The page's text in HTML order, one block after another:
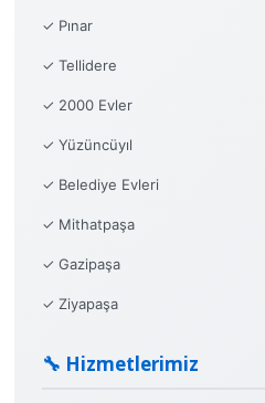
✓ Pınar
✓ Tellidere
✓ 2000 Evler
✓ Yüzüncüyıl
✓ Belediye Evleri
✓ Mithatpaşa
✓ Gazipaşa
✓ Ziyapaşa
🔧 Hizmetlerimiz